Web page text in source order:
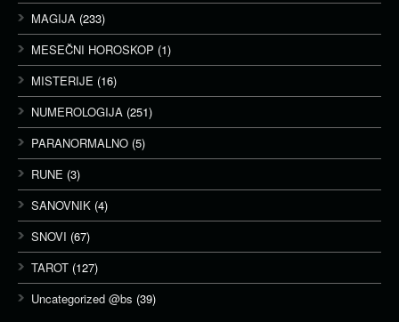
MAGIJA (233)
MESEČNI HOROSKOP (1)
MISTERIJE (16)
NUMEROLOGIJA (251)
PARANORMALNO (5)
RUNE (3)
SANOVNIK (4)
SNOVI (67)
TAROT (127)
Uncategorized @bs (39)